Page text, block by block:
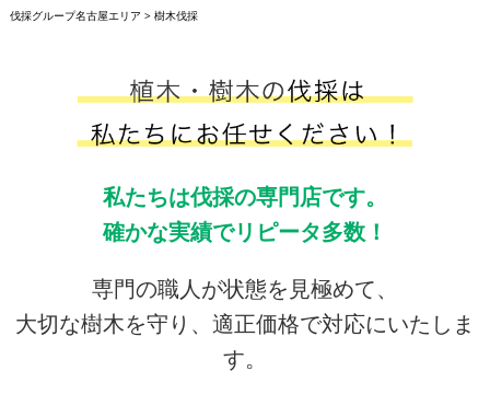
伐採グループ名古屋エリア > 樹木伐採
私たちは伐採の専門店です。
確かな実績でリピータ多数！
専門の職人が状態を見極めて、
大切な樹木を守り、適正価格で対応にいたしま
す。